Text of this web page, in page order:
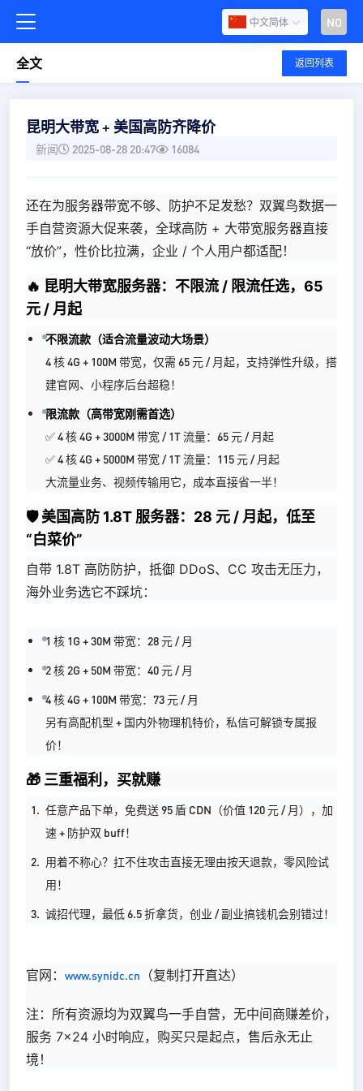
中文简体 NO
全文 返回列表
昆明大带宽 + 美国高防齐降价
新闻 2025-08-28 20:47 16084
还在为服务器带宽不够、防护不足发愁？双翼鸟数据一
手自营资源大促来袭，全球高防 + 大带宽服务器直接
“放价”，性价比拉满，企业 / 个人用户都适配！
🔥 昆明大带宽服务器：不限流 / 限流任选，65
元 / 月起
不限流款（适合流量波动大场景）
4 核 4G + 100M 带宽，仅需 65 元 / 月起，支持弹性升级，搭
建官网、小程序后台超稳！
限流款（高带宽刚需首选）
✅ 4 核 4G + 3000M 带宽 / 1T 流量：65 元 / 月起
✅ 4 核 4G + 5000M 带宽 / 1T 流量：115 元 / 月起
大流量业务、视频传输用它，成本直接省一半！
🛡️ 美国高防 1.8T 服务器：28 元 / 月起，低至
“白菜价”
自带 1.8T 高防防护，抵御 DDoS、CC 攻击无压力，
海外业务选它不踩坑：
1 核 1G + 30M 带宽：28 元 / 月
2 核 2G + 50M 带宽：40 元 / 月
4 核 4G + 100M 带宽：73 元 / 月
另有高配机型 + 国内外物理机特价，私信可解锁专属报
价！
🎁 三重福利，买就赚
任意产品下单，免费送 95 盾 CDN（价值 120 元 / 月），加
速 + 防护双 buff！
用着不称心？扛不住攻击直接无理由按天退款，零风险试
用！
诚招代理，最低 6.5 折拿货，创业 / 副业搞钱机会别错过！
官网： www.synidc.cn （复制打开直达）
注：所有资源均为双翼鸟一手自营，无中间商赚差价，
服务 7×24 小时响应，购买只是起点，售后永无止
境！